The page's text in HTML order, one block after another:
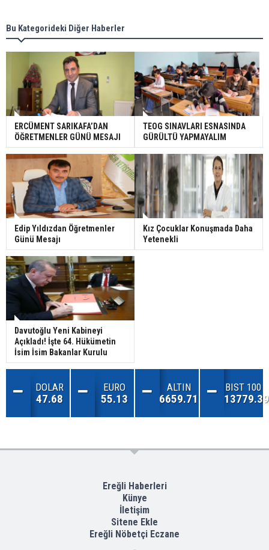
Bu Kategorideki Diğer Haberler
ERCÜMENT SARIKAFA’DAN
ÖĞRETMENLER GÜNÜ MESAJI
TEOG SINAVLARI ESNASINDA
GÜRÜLTÜ YAPMAYALIM
Edip Yıldızdan Öğretmenler
Günü Mesajı
Kız Çocuklar Konuşmada Daha
Yetenekli
Davutoğlu Yeni Kabineyi
Açıkladı! İşte 64. Hükümetin
İsim İsim Bakanlar Kurulu
DOLAR
47.68
EURO
55.13
ALTIN
6659.71
BIST 100
13779.39
Ereğli Haberleri
Künye
İletişim
Sitene Ekle
Ereğli Nöbetçi Eczane